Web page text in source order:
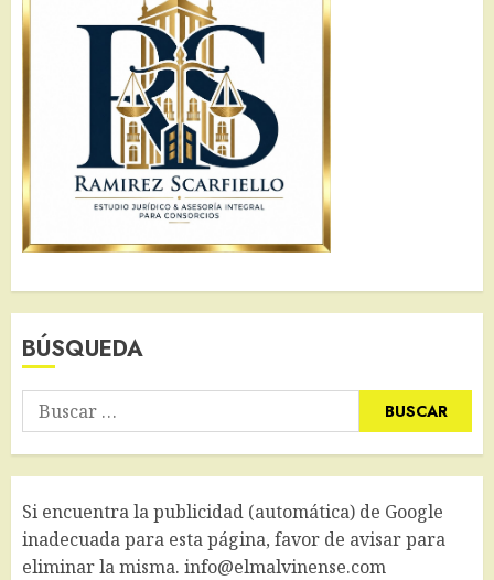
BÚSQUEDA
Buscar:
Si encuentra la publicidad (automática) de Google
inadecuada para esta página, favor de avisar para
eliminar la misma. info@elmalvinense.com